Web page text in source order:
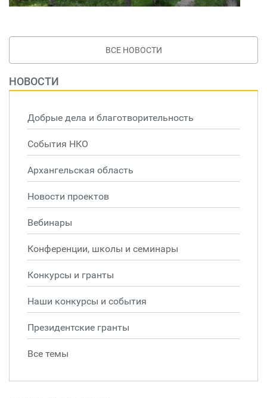
ВСЕ НОВОСТИ
НОВОСТИ
Добрые дела и благотворительность
События НКО
Архангельская область
Новости проектов
Вебинары
Конференции, школы и семинары
Конкурсы и гранты
Наши конкурсы и события
Президентские гранты
Все темы